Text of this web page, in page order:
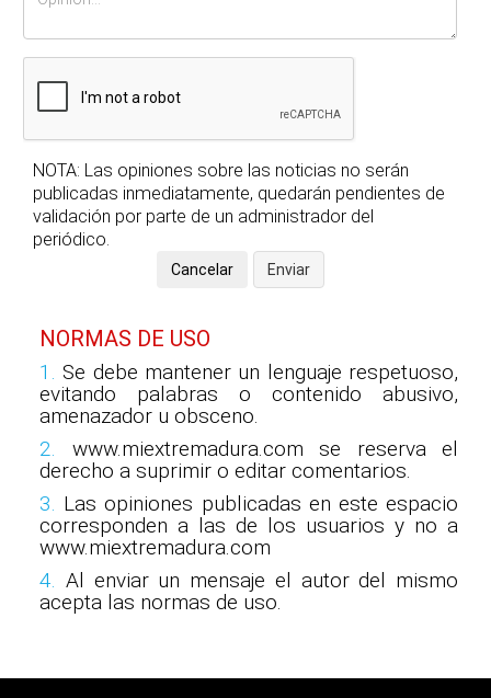
NOTA: Las opiniones sobre las noticias no serán
publicadas inmediatamente, quedarán pendientes de
validación por parte de un administrador del
periódico.
NORMAS DE USO
1.
Se debe mantener un lenguaje respetuoso,
evitando palabras o contenido abusivo,
amenazador u obsceno.
2.
www.miextremadura.com se reserva el
derecho a suprimir o editar comentarios.
3.
Las opiniones publicadas en este espacio
corresponden a las de los usuarios y no a
www.miextremadura.com
4.
Al enviar un mensaje el autor del mismo
acepta las normas de uso.